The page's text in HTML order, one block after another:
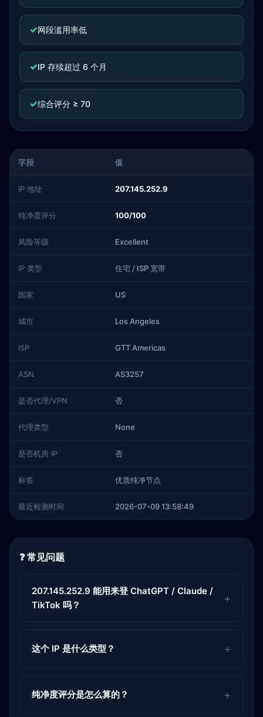
✓网段滥用率低
✓IP 存续超过 6 个月
✓综合评分 ≥ 70
字段 值
IP 地址 207.145.252.9
纯净度评分 100/100
风险等级 Excellent
IP 类型 住宅 / ISP 宽带
国家 US
城市 Los Angeles
ISP GTT Americas
ASN AS3257
是否代理/VPN 否
代理类型 None
是否机房 IP 否
标签 优质纯净节点
最近检测时间 2026-07-09 13:58:49
❓ 常见问题
207.145.252.9 能用来登 ChatGPT / Claude /
TikTok 吗？
这个 IP 是什么类型？
纯净度评分是怎么算的？